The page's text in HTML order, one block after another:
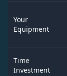
Your
Equipment
Time
Investment